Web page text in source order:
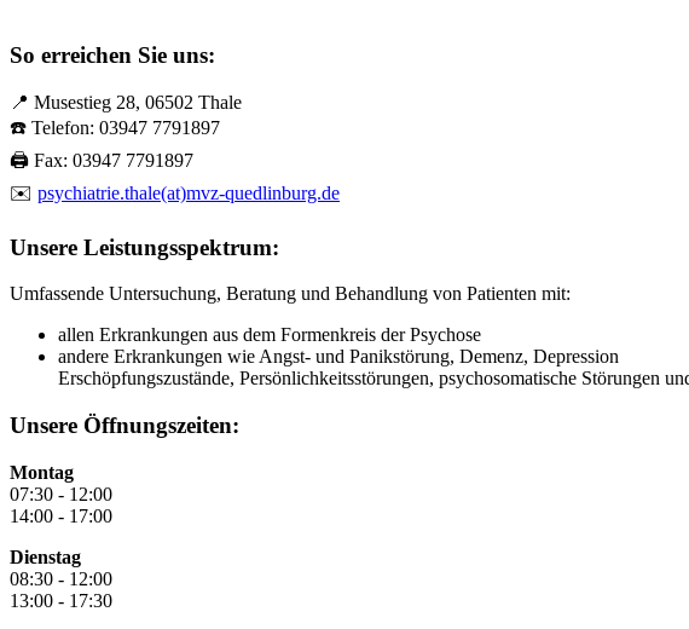
So erreichen Sie uns:
📍 Musestieg 28, 06502 Thale
☎️ Telefon: 03947 7791897
🖨️ Fax: 03947 7791897
✉️ psychiatrie.thale(at)mvz-quedlinburg.de
Unsere Leistungsspektrum:
Umfassende Untersuchung, Beratung und Behandlung von Patienten mit:
allen Erkrankungen aus dem Formenkreis der Psychose
andere Erkrankungen wie Angst- und Panikstörung, Demenz, Depression
Erschöpfungszustände, Persönlichkeitsstörungen, psychosomatische Störungen
Unsere Öffnungszeiten:
Montag
07:30 - 12:00
14:00 - 17:00
Dienstag
08:30 - 12:00
13:00 - 17:30